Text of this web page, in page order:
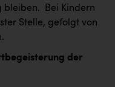
bleiben. ​ Bei Kindern
Stelle, gefolgt von
der